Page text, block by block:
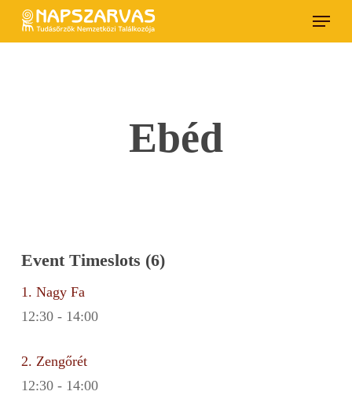
Skip
Menu
Ebéd
Event Timeslots (6)
1. Nagy Fa
12:30- 14:00
2. Zengőrét
12:30- 14:00